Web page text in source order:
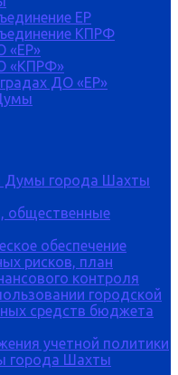
ЕР
КПРФ
«ЕР»
«КПРФ»
ДО «ЕР»
Думы города Шахты
общественные
обеспечение
рисков, план
контроля
городской
средств бюджета
учетной политики
города Шахты